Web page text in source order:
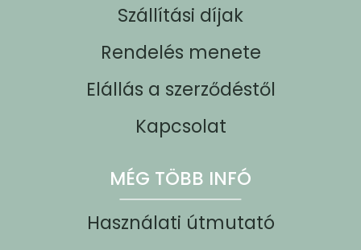
Szállítási díjak
Rendelés menete
Elállás a szerződéstől
Kapcsolat
MÉG TÖBB INFÓ
Használati útmutató